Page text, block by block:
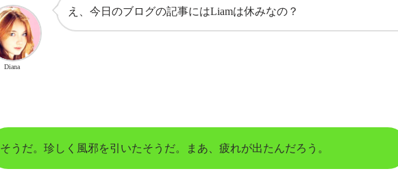
え、今日のブログの記事にはLiamは休みなの？
Diana
そうだ。珍しく風邪を引いたそうだ。まあ、疲れが出たんだろう。